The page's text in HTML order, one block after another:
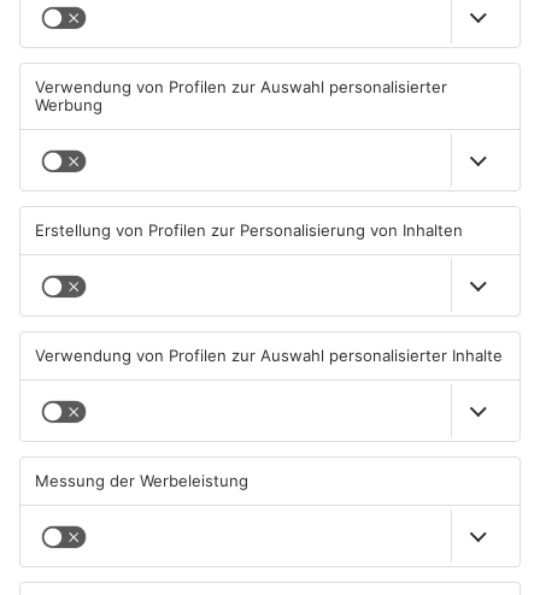
Frau in Hanau gewaltsam
umgekommen: Mann
festgenommen
05.08.2026, 12:47 UHR IN HANAU
Versuchter Totschlag mit
Glasflasche
05.08.2026, 06:31 UHR IN HANAU
Hanau: Rettungswagen
werden künftig durch KI
TOPNEWS
Hanau: Blindgänger in der